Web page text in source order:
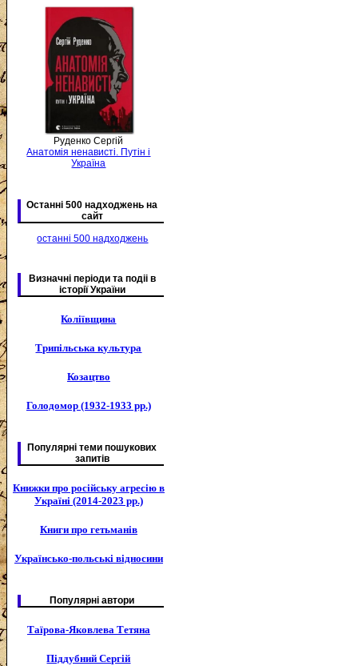
Руденко Сергій
Анатомія ненависті. Путін і
Україна
Останні 500 надходжень на
сайт
останні 500 надходжень
Визначні періоди та подіі в
історії України
Коліївщина
Трипільська культура
Козацтво
Голодомор (1932-1933 рр.)
Популярні теми пошукових
запитів
Книжки про російську агресію в
Україні (2014-2023 рр.)
Книги про гетьманів
Українсько-польські відносини
Популярні автори
Таїрова-Яковлева Тетяна
Піддубний Сергій